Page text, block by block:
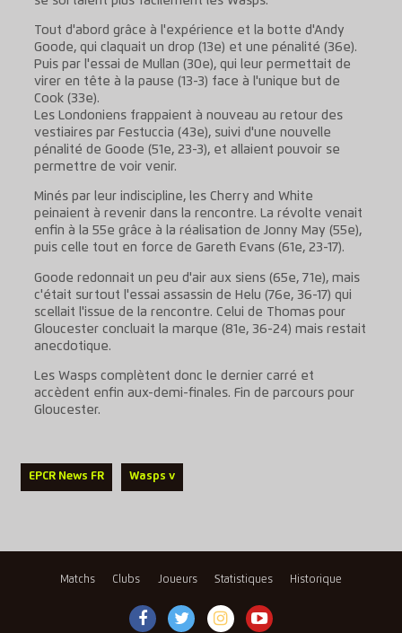
Tout d'abord grâce à l'expérience et la botte d'Andy
Goode, qui claquait un drop (13e) et une pénalité (36e).
Puis par l'essai de Mullan (30e), qui leur permettait de
virer en tête à la pause (13-3) face à l'unique but de
Cook (33e).
Les Londoniens frappaient à nouveau au retour des
vestiaires par Festuccia (43e), suivi d'une nouvelle
pénalité de Goode (51e, 23-3), et allaient pouvoir se
permettre de voir venir.
Minés par leur indiscipline, les Cherry and White
peinaient à revenir dans la rencontre. La révolte venait
enfin à la 55e grâce à la réalisation de Jonny May (55e),
puis celle tout en force de Gareth Evans (61e, 23-17).
Goode redonnait un peu d'air aux siens (65e, 71e), mais
c'était surtout l'essai assassin de Helu (76e, 36-17) qui
scellait l'issue de la rencontre. Celui de Thomas pour
Gloucester concluait la marque (81e, 36-24) mais restait
anecdotique.
Les Wasps complètent donc le dernier carré et
accèdent enfin aux-demi-finales. Fin de parcours pour
Gloucester.
EPCR News FR Wasps v
Matchs Clubs Joueurs Statistiques Historique